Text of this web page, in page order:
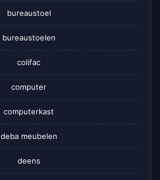
bureaustoel
bureaustoelen
colifac
computer
computerkast
deba meubelen
deens